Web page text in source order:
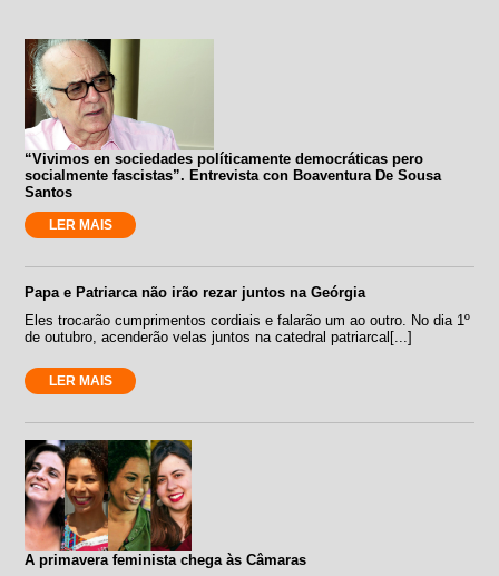
“Vivimos en sociedades políticamente democráticas pero
socialmente fascistas”. Entrevista con Boaventura De Sousa
Santos
LER MAIS
Papa e Patriarca não irão rezar juntos na Geórgia
Eles trocarão cumprimentos cordiais e falarão um ao outro. No dia 1º
de outubro, acenderão velas juntos na catedral patriarcal[...]
LER MAIS
A primavera feminista chega às Câmaras